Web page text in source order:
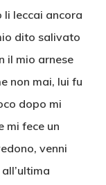
li leccai ancora
dito salivato
il mio arnese
non mai, lui fu
dopo mi
mi fece un
venni